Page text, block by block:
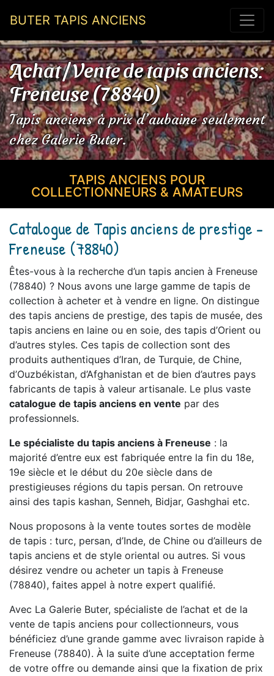
BUTER TAPIS ANCIENS
Achat / Vente de tapis anciens:
Freneuse (78840)
Tapis anciens à prix d’aubaine seulement
chez Galerie Buter.
TAPIS ANCIENS POUR
COLLECTIONNEURS & AMATEURS
Catalogue de Tapis anciens de prestige -
Freneuse (78840)
Êtes-vous à la recherche d’un tapis ancien à Freneuse
(78840) ? Nous avons une large gamme de tapis de
collection à acheter et à vendre en ligne. On distingue
des tapis anciens de prestige, des tapis de musée, des
tapis anciens en laine ou en soie, des tapis d’Orient ou
d’autres styles. Ces tapis de collection sont des
produits authentiques d’Iran, de Turquie, de Chine,
d’Ouzbékistan, d’Afghanistan et de bien d’autres pays
fabricants de tapis à valeur artisanale. Le plus vaste
catalogue de tapis anciens en vente par des
professionnels.
Le spécialiste du tapis anciens à Freneuse : la
majorité d’entre eux est fabriquée entre la fin du 18e,
19e siècle et le début du 20e siècle dans de
prestigieuses régions du tapis persan. On retrouve
ainsi des tapis kashan, Senneh, Bidjar, Gashghai etc.
Nous proposons à la vente toutes sortes de modèle
de tapis : turc, persan, d’Inde, de Chine ou d’ailleurs de
tapis anciens et de style oriental ou autres. Si vous
désirez vendre ou acheter un tapis à Freneuse
(78840), faites appel à notre expert qualifié.
Avec La Galerie Buter, spécialiste de l’achat et de la
vente de tapis anciens pour collectionneurs, vous
bénéficiez d’une grande gamme avec livraison rapide à
Freneuse (78840). À la suite d’une acceptation ferme
de votre offre ou demande ainsi que la fixation de prix